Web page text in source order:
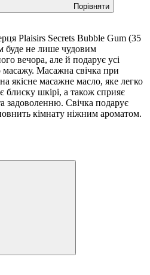
Порівняти
Plaisirs Secrets Bubble Gum (35
буде не лише чудовим
вечора, але й подарує усі
Масажна свічка при
якісне масажне масло, яке легко
блиску шкірі, а також сприяє
задоволенню. Свічка подарує
кімнату ніжним ароматом.